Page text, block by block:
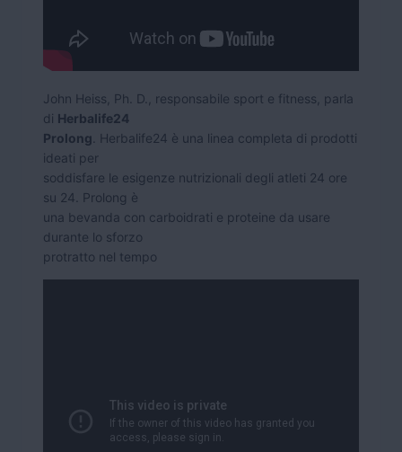
John Heiss, Ph. D., responsabile sport e fitness, parla
di Herbalife24
Prolong . Herbalife24 è una linea completa di prodotti
ideati per
soddisfare le esigenze nutrizionali degli atleti 24 ore
su 24. Prolong è
una bevanda con carboidrati e proteine da usare
durante lo sforzo
protratto nel tempo